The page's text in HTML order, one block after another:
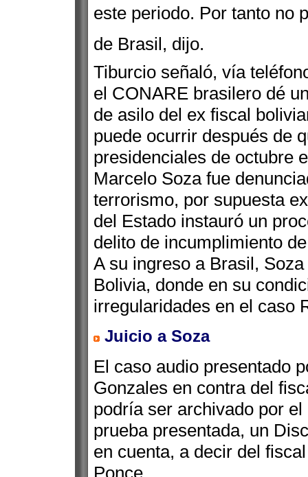
este periodo. Por tanto
de Brasil, dijo.
Tiburcio señaló, vía
el CONARE brasilero dé
de asilo del ex fiscal
puede ocurrir después de
presidenciales de octubre
Marcelo Soza fue
terrorismo, por supuesta
del Estado instauró un
delito de incumplimiento
A su ingreso a Brasil,
Bolivia, donde en su
irregularidades en el caso
Juicio a Soza
El caso audio presentado
Gonzales en contra del
podría ser archivado por
prueba presentada, un
en cuenta, a decir del
Ponce.